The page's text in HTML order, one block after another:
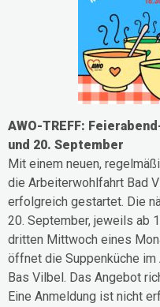
AWO-TREFF:
und 20. September
Mit einem neuen,
die Arbeiterwohlfahrt Bad
erfolgreich gestartet. Die
20. September, jeweils ab
dritten Mittwoch eines
öffnet die Suppenküche
Bas Vilbel. Das Angebot
Eine Anmeldung ist nicht